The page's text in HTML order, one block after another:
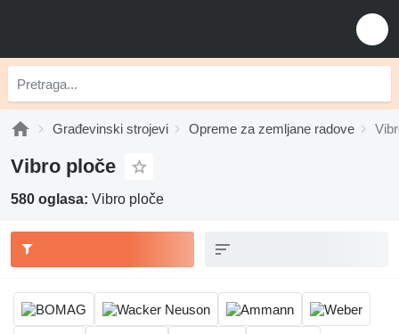
Građevinski strojevi Opreme za zemljane radove
Vibro ploče
580 oglasa: Vibro ploče